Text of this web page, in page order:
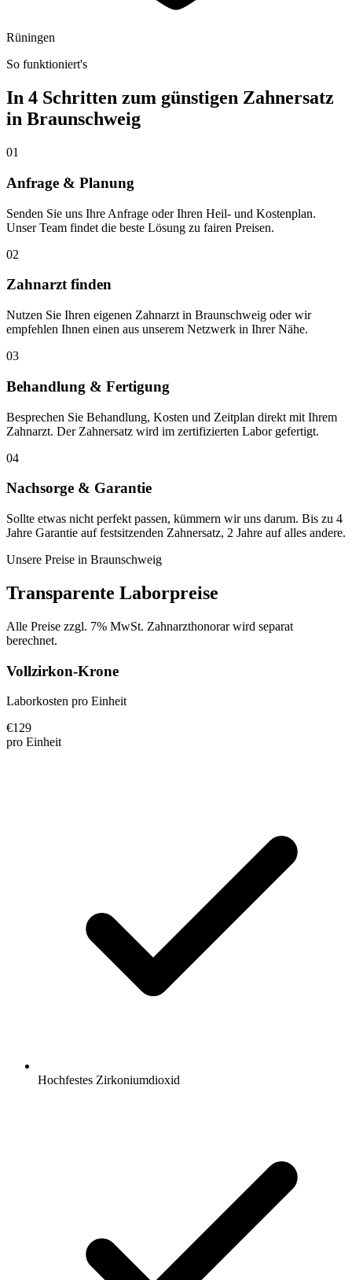
Rüningen
So funktioniert's
In 4 Schritten zum günstigen Zahnersatz
in Braunschweig
01
Anfrage & Planung
Senden Sie uns Ihre Anfrage oder Ihren Heil- und Kostenplan.
Unser Team findet die beste Lösung zu fairen Preisen.
02
Zahnarzt finden
Nutzen Sie Ihren eigenen Zahnarzt in Braunschweig oder wir
empfehlen Ihnen einen aus unserem Netzwerk in Ihrer Nähe.
03
Behandlung & Fertigung
Besprechen Sie Behandlung, Kosten und Zeitplan direkt mit Ihrem
Zahnarzt. Der Zahnersatz wird im zertifizierten Labor gefertigt.
04
Nachsorge & Garantie
Sollte etwas nicht perfekt passen, kümmern wir uns darum. Bis zu 4
Jahre Garantie auf festsitzenden Zahnersatz, 2 Jahre auf alles andere.
Unsere Preise in Braunschweig
Transparente Laborpreise
Alle Preise zzgl. 7% MwSt. Zahnarzthonorar wird separat
berechnet.
Vollzirkon-Krone
Laborkosten pro Einheit
€129
pro Einheit
Hochfestes Zirkoniumdioxid